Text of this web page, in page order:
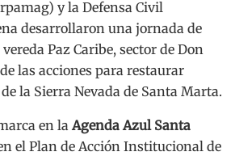
y la Defensa Civil
desarrollaron una jornada de
Paz Caribe, sector de Don
las acciones para restaurar
la Sierra Nevada de Santa Marta.
en la Agenda Azul Santa
el Plan de Acción Institucional de